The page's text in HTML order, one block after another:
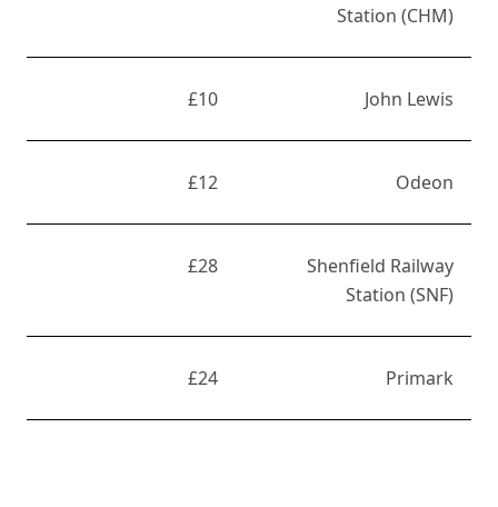
Station (CHM)
John Lewis
£10
Odeon
£12
Shenfield Railway
Station (SNF)
£28
Primark
£24